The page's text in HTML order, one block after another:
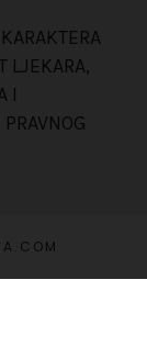
LJEKARA,
I